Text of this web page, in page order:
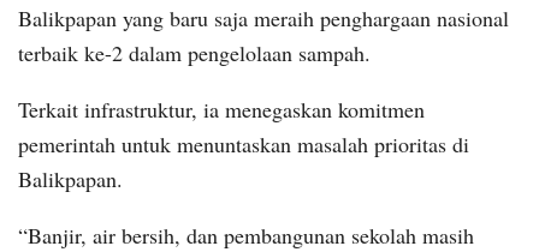
Balikpapan yang baru saja meraih penghargaan nasional
terbaik ke-2 dalam pengelolaan sampah.
Terkait infrastruktur, ia menegaskan komitmen
pemerintah untuk menuntaskan masalah prioritas di
Balikpapan.
“Banjir, air bersih, dan pembangunan sekolah masih